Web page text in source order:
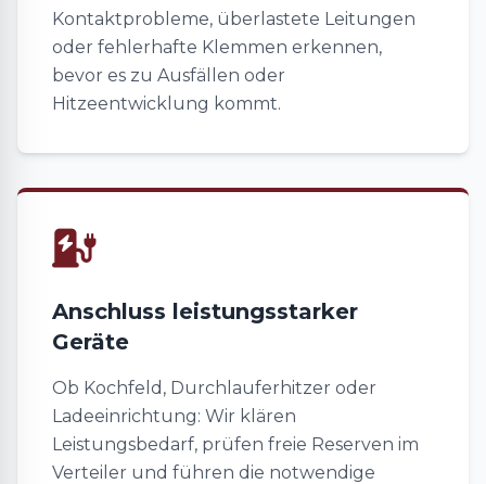
Kontaktprobleme, überlastete Leitungen
oder fehlerhafte Klemmen erkennen,
bevor es zu Ausfällen oder
Hitzeentwicklung kommt.
Anschluss leistungsstarker
Geräte
Ob Kochfeld, Durchlauferhitzer oder
Ladeeinrichtung: Wir klären
Leistungsbedarf, prüfen freie Reserven im
Verteiler und führen die notwendige